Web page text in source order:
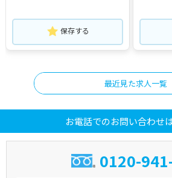
保存する
最近見た求人一覧
お電話でのお問い合わせ
0120-